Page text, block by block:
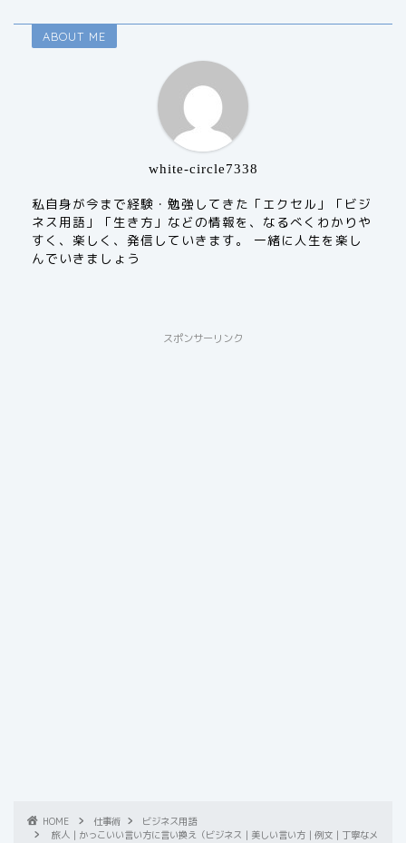
ABOUT ME
white-circle7338
私自身が今まで経験・勉強してきた「エクセル」「ビジ
ネス用語」「生き方」などの情報を、なるべくわかりや
すく、楽しく、発信していきます。 一緒に人生を楽し
んでいきましょう
スポンサーリンク
HOME 仕事術
ビジネス用語
旅人｜かっこいい言い方に言い換え（ビジネス｜美しい言い方｜例文｜丁寧なメ